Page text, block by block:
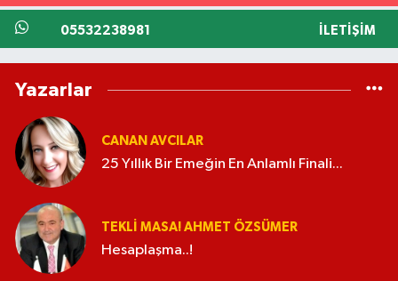
05532238981 İLETIŞIM
Yazarlar
CANAN AVCILAR
25 Yıllık Bir Emeğin En Anlamlı Finali...
TEKLI MASA! AHMET ÖZSÜMER
Hesaplaşma..!